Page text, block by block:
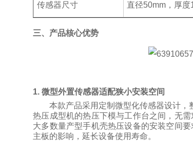
传感器尺寸 直径50mm ，厚度
三、产品核心优势
1. 微型外置传感器适配狭小安装空间
本款产品采用定制微型化传感器设计，
热压成型机的热压下模与工作台之间，无
大多数量产型手机壳热压设备的安装空间
主板的影响，延长设备使用寿命。